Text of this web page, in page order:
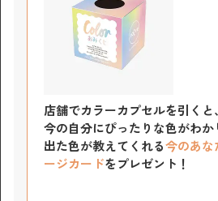
店舗でカラーカプセルを引くと、
今の自分にぴったりな色がわか
出た色が教えてくれる今のあな
ージカードをプレゼント！